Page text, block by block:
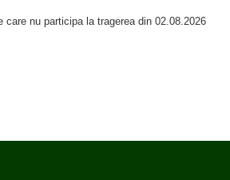
care nu participa la tragerea din 02.08.2026